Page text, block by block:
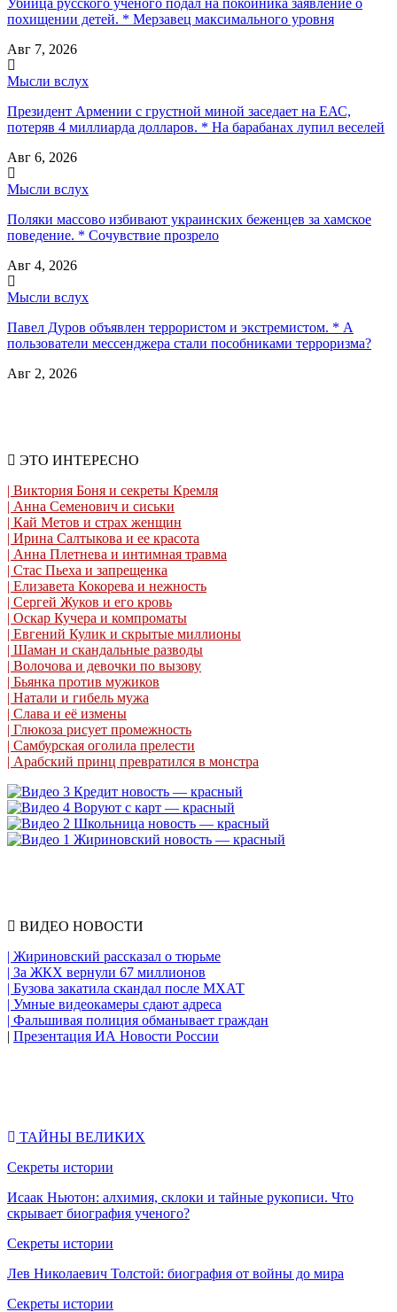
похищении детей. * Мерзавец максимального уровня
Авг 7, 2026
Мысли вслух
Президент Армении с грустной миной заседает на ЕАС,
потеряв 4 миллиарда долларов. * На барабанах лупил веселей
Авг 6, 2026
Мысли вслух
Поляки массово избивают украинских беженцев за хамское
поведение. * Сочувствие прозрело
Авг 4, 2026
Мысли вслух
Павел Дуров объявлен террористом и экстремистом. * А
пользователи мессенджера стали пособниками терроризма?
Авг 2, 2026
ЭТО ИНТЕРЕСНО
| Виктория Боня и секреты Кремля
| Анна Семенович и сиськи
| Кай Метов и страх женщин
| Ирина Салтыкова и ее красота
| Анна Плетнева и интимная травма
| Стас Пьеха и запрещенка
| Елизавета Кокорева и нежность
| Сергей Жуков и его кровь
| Оскар Кучера и компроматы
| Евгений Кулик и скрытые миллионы
| Шаман и скандальные разводы
| Волочова и девочки по вызову
| Бьянка против мужиков
| Натали и гибель мужа
| Слава и её измены
| Глюкоза рисует промежность
| Самбурская оголила прелести
| Арабский принц превратился в монстра
ВИДЕО НОВОСТИ
| Жириновский рассказал о тюрьме
| За ЖКХ вернули 67 миллионов
| Бузова закатила скандал после МХАТ
| Умные видеокамеры сдают адреса
| Фальшивая полиция обманывает граждан
| Презентация ИА Новости России
ТАЙНЫ ВЕЛИКИХ
Секреты истории
Исаак Ньютон: алхимия, склоки и тайные рукописи. Что
скрывает биография ученого?
Секреты истории
Лев Николаевич Толстой: биография от войны до мира
Секреты истории